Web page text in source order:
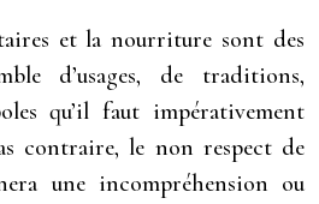
et la nourriture sont des
d’usages, de traditions,
qu’il faut impérativement
contraire, le non respect de
une incompréhension ou